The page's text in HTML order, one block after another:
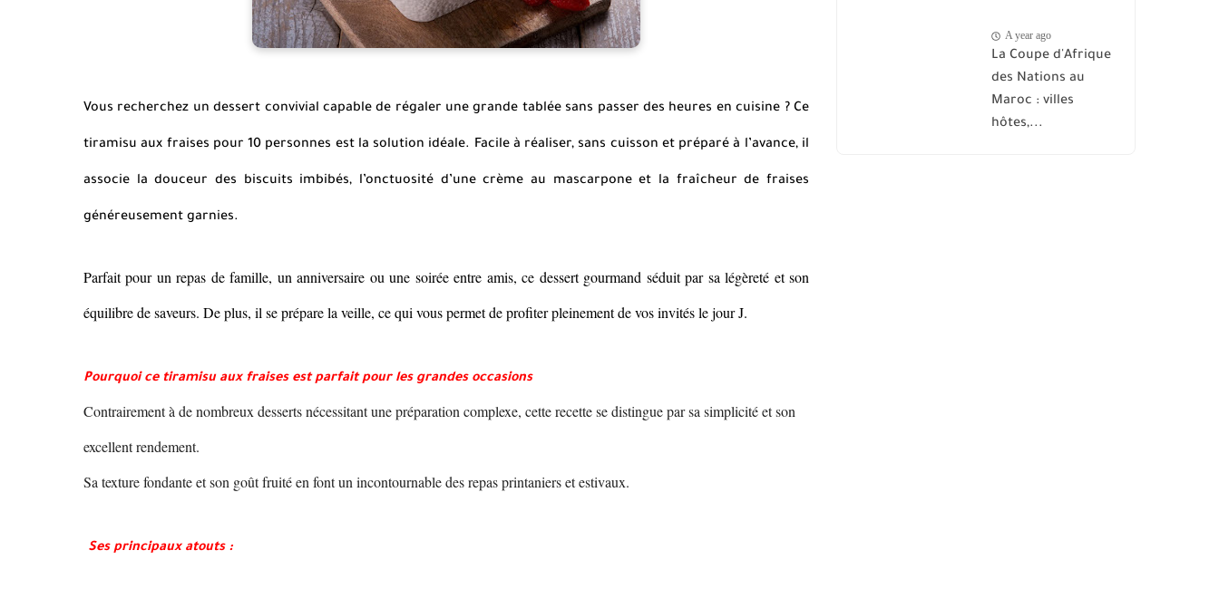
Vous recherchez un dessert convivial capable de régaler une grande tablée sans passer des heures en cuisine ? Ce
tiramisu aux fraises pour 10 personnes est la solution idéale. Facile à réaliser, sans cuisson et préparé à l’avance, il
associe la douceur des biscuits imbibés, l’onctuosité d’une crème au mascarpone et la fraîcheur de fraises
généreusement garnies.
Parfait pour un repas de famille, un anniversaire ou une soirée entre amis, ce dessert gourmand séduit par sa légèreté et son
équilibre de saveurs. De plus, il se prépare la veille, ce qui vous permet de profiter pleinement de vos invités le jour J.
Pourquoi ce tiramisu aux fraises est parfait pour les grandes occasions
Contrairement à de nombreux desserts nécessitant une préparation complexe, cette recette se distingue par sa simplicité et son
excellent rendement.
Sa texture fondante et son goût fruité en font un incontournable des repas printaniers et estivaux.
Ses principaux atouts :
A year ago
La Coupe d'Afrique
des Nations au
Maroc : villes
hôtes,...